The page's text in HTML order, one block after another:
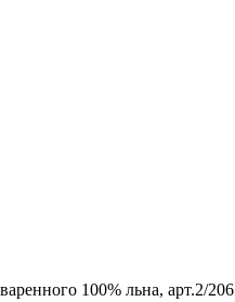
100% льна, арт.2/206